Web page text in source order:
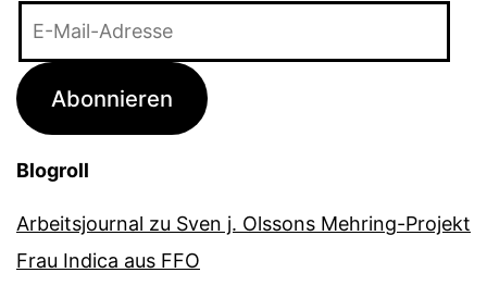
Adresse
Abonnieren
Blogroll
Arbeitsjournal zu Sven j. Olssons Mehring-Projekt
Frau Indica aus FFO